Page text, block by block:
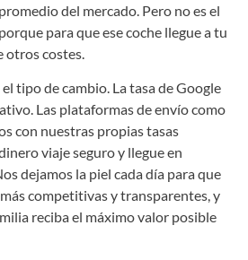
del mercado. Pero no es el
para que ese coche llegue a tu
otros costes.
tipo de cambio. La tasa de Google
Las plataformas de envío como
con nuestras propias tasas
viaje seguro y llegue en
dejamos la piel cada día para que
competitivas y transparentes, y
reciba el máximo valor posible